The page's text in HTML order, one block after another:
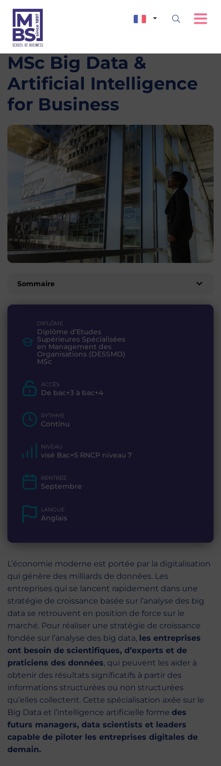
MSc Big Data &
Artificial Intelligence
for Business
Sommaire
DIPLÔME
Diplôme d’Etudes
Supérieures Spécialisées
en Management des
Organisations (DESSMO)
MSc
ACCÈS
De bac+3 à bac+4
RYTHME
Continu
NIVEAU
visé Bac+5 RNCP niveau 7
RENTRÉE
Septembre
LANGUE
Anglais
L’économie moderne est portée par la digitalisation
qui génère des milliards de données. Les
entreprises qui se lancent rapidement dans une
stratégie de croissance basée sur l’analyse des big
data se retrouvent en position de force sur le
marché. Pour réaliser une stratégie de croissance
fondée sur l’analyse des big data, les entreprises
ont besoin de scientifiques, d’experts et de
praticiens des données, qui peuvent les aider à
obtenir des résultats significatifs à partir des
informations structurées ou non structurées
qu’elles collectent. Cette spécialisation axée sur le
Big Data et l’intelligence artificielle forme des
futurs managers, data scientists et leaders
capable de piloter les entreprises digitales de
demain.